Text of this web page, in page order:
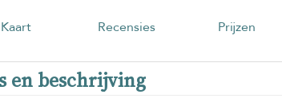
Kaart Recensies Prijzen
en beschrijving